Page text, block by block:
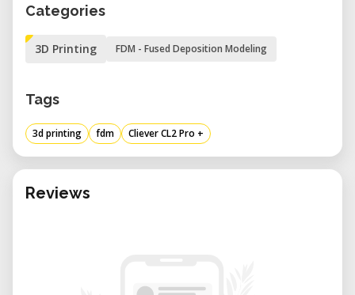
de construção de 300 mm (C) x 230 mm
impressões maiores e projetos
com um extrusor, simplificando o
processo de impressão e manutenção.
Mesa de Vidro Aquecida: Inclui uma
plataforma de vidro aquecida,
software Cliever Studio, operando em
Categories
3D Printing FDM - Fused Deposition Modeling
Tags
3d printing fdm Cliever CL2 Pro +
Reviews